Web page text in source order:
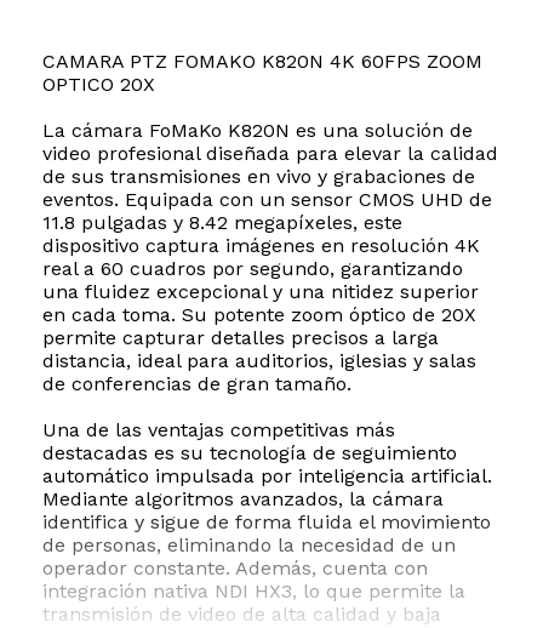
CAMARA PTZ FOMAKO K820N 4K 60FPS ZOOM
OPTICO 20X
La cámara FoMaKo K820N es una solución de
video profesional diseñada para elevar la calidad
de sus transmisiones en vivo y grabaciones de
eventos. Equipada con un sensor CMOS UHD de
11.8 pulgadas y 8.42 megapíxeles, este
dispositivo captura imágenes en resolución 4K
real a 60 cuadros por segundo, garantizando
una fluidez excepcional y una nitidez superior
en cada toma. Su potente zoom óptico de 20X
permite capturar detalles precisos a larga
distancia, ideal para auditorios, iglesias y salas
de conferencias de gran tamaño.
Una de las ventajas competitivas más
destacadas es su tecnología de seguimiento
automático impulsada por inteligencia artificial.
Mediante algoritmos avanzados, la cámara
identifica y sigue de forma fluida el movimiento
de personas, eliminando la necesidad de un
operador constante. Además, cuenta con
integración nativa NDI HX3, lo que permite la
transmisión de video de alta calidad y baja